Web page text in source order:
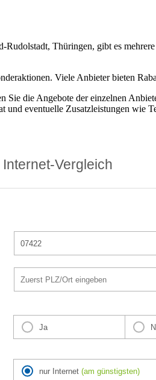
Thüringen, gibt es
Viele Anbieter bieten
Sie die Angebote der einzelnen
eventuelle Zusatzleistungen wie